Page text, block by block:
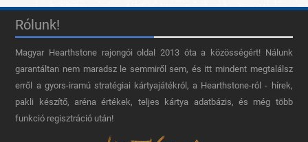
Rólunk!
Magyar Hearthstone​ rajongói oldal 2013 óta a közösségért! Nálunk
garantáltan nem maradsz le semmiről sem, és itt mindent megtalálsz
erről a gyors-iramú stratégiai kártyajátékról, a Hearthstone-ról - hírek,
pakli készítő, aréna értékek, teljes kártya adatbázis, és még több
funkció regisztráció után!